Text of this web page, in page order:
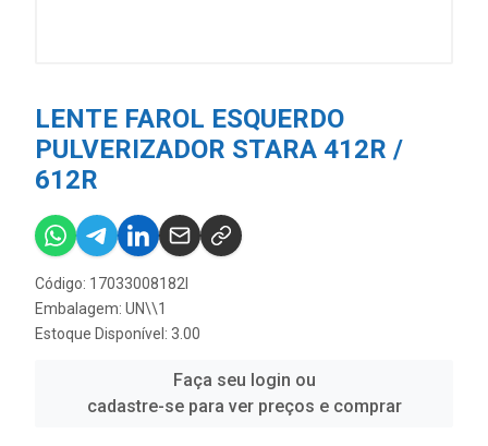
LENTE FAROL ESQUERDO
PULVERIZADOR STARA 412R /
612R
Código: 17033008182I
Embalagem: UN\\1
Estoque Disponível: 3.00
Faça seu login ou
cadastre-se para ver preços e comprar